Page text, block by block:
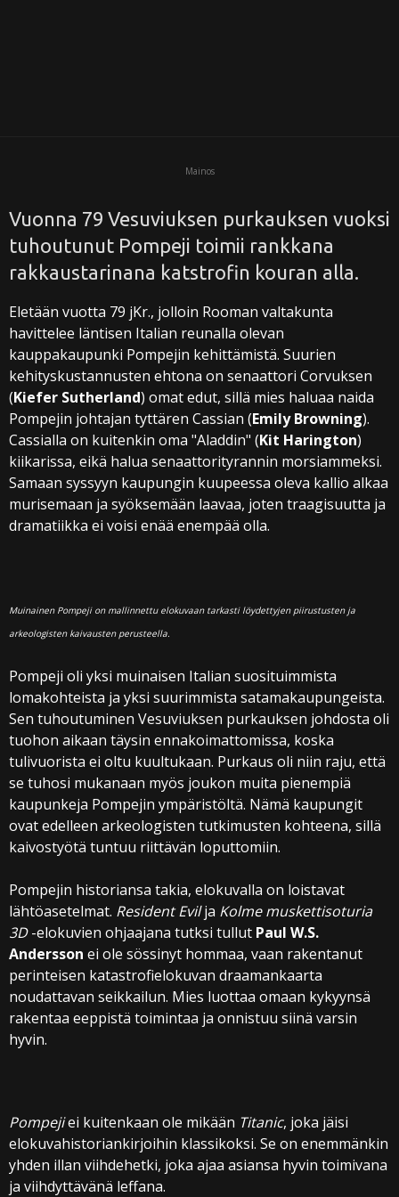
Mainos
Vuonna 79 Vesuviuksen purkauksen vuoksi
tuhoutunut Pompeji toimii rankkana
rakkaustarinana katstrofin kouran alla.
Eletään vuotta 79 jKr., jolloin Rooman valtakunta
havittelee läntisen Italian reunalla olevan
kauppakaupunki Pompejin kehittämistä. Suurien
kehityskustannusten ehtona on senaattori Corvuksen
(Kiefer Sutherland) omat edut, sillä mies haluaa naida
Pompejin johtajan tyttären Cassian (Emily Browning).
Cassialla on kuitenkin oma "Aladdin" (Kit Harington)
kiikarissa, eikä halua senaattorityrannin morsiammeksi.
Samaan syssyyn kaupungin kuupeessa oleva kallio alkaa
murisemaan ja syöksemään laavaa, joten traagisuutta ja
dramatiikka ei voisi enää enempää olla.
Muinainen Pompeji on mallinnettu elokuvaan tarkasti löydettyjen piirustusten ja
arkeologisten kaivausten perusteella.
Pompeji oli yksi muinaisen Italian suosituimmista
lomakohteista ja yksi suurimmista satamakaupungeista.
Sen tuhoutuminen Vesuviuksen purkauksen johdosta oli
tuohon aikaan täysin ennakoimattomissa, koska
tulivuorista ei oltu kuultukaan. Purkaus oli niin raju, että
se tuhosi mukanaan myös joukon muita pienempiä
kaupunkeja Pompejin ympäristöltä. Nämä kaupungit
ovat edelleen arkeologisten tutkimusten kohteena, sillä
kaivostyötä tuntuu riittävän loputtomiin.
Pompejin historiansa takia, elokuvalla on loistavat
lähtöasetelmat. Resident Evilja Kolme muskettisoturia
3D-elokuvien ohjaajana tutksi tullut Paul W.S.
Andersson ei ole sössinyt hommaa, vaan rakentanut
perinteisen katastrofielokuvan draamankaarta
noudattavan seikkailun. Mies luottaa omaan kykyynsä
rakentaa eeppistä toimintaa ja onnistuu siinä varsin
hyvin.
Pompejiei kuitenkaan ole mikään Titanic, joka jäisi
elokuvahistoriankirjoihin klassikoksi. Se on enemmänkin
yhden illan viihdehetki, joka ajaa asiansa hyvin toimivana
ja viihdyttävänä leffana.